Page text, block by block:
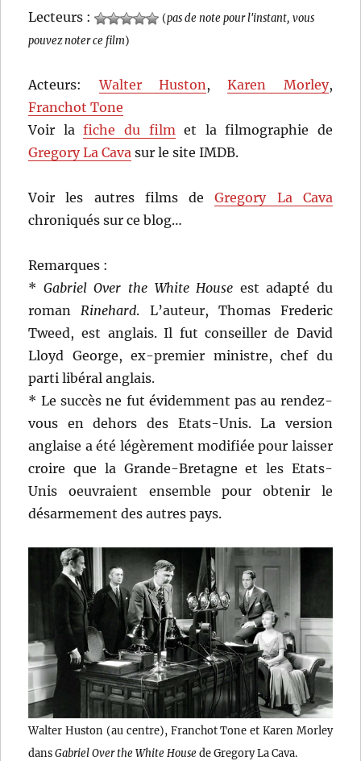
Lecteurs : (pas de note pour l'instant, vous
pouvez noter ce film)
Acteurs:Walter Huston,Karen Morley,
Franchot Tone
Voir lafiche du filmet la filmographie de
Gregory La Cava sur le site IMDB.
Voir les autres films deGregory La Cava
chroniqués sur ce blog…
Remarques :
* Gabriel Over the White House est adapté du
romanRinehard. L’auteur, Thomas Frederic
Tweed, est anglais. Il fut conseiller de David
Lloyd George, ex-premier ministre, chef du
parti libéral anglais.
* Le succès ne fut évidemment pas au rendez-
vous en dehors des Etats-Unis. La version
anglaise a été légèrement modifiée pour laisser
croire que la Grande-Bretagne et les Etats-
Unis oeuvraient ensemble pour obtenir le
désarmement des autres pays.
Walter Huston (au centre), Franchot Tone et Karen Morley
dansGabriel Over the White Housede Gregory La Cava.